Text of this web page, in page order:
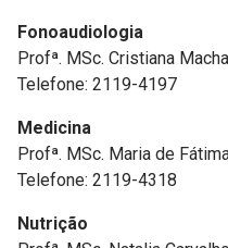
Fonoaudiologia
Profª. MSc. Cristiana
Telefone: 2119-4197
Medicina
Profª. MSc. Maria de
Telefone: 2119-4318
Nutrição